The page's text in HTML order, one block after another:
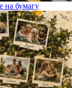
на бумагу